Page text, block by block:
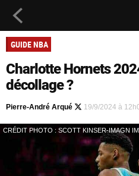
GUIDE NBA
Charlotte Hornets
décollage ?
Pierre-André Arqué 19/9/2024 à
CRÉDIT PHOTO : SCOTT KINSER-IMAGN